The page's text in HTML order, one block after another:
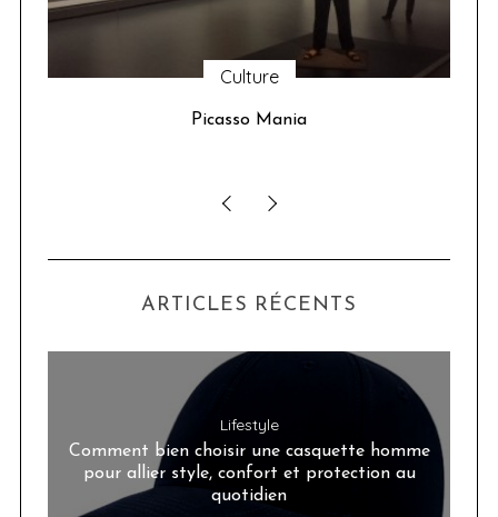
Culture
Picasso Mania
ARTICLES RÉCENTS
Lifestyle
Comment bien choisir une casquette homme
pour allier style, confort et protection au
quotidien